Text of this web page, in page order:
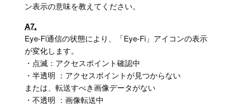
ン表示の意味を教えてください。
A7
Eye-Fi通信の状態により、「Eye-Fi」アイコンの表示
が変化します。
・点滅：アクセスポイント確認中
・半透明 ：アクセスポイントが見つからない
または、転送すべき画像データがない
・不透明 ：画像転送中